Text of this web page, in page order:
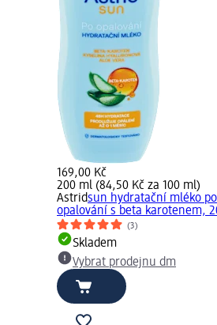
169,00 Kč
200 ml (84,50 Kč za 100 ml)
Astridsun hydratační mléko po
opalování s beta karotenem,
(3)
Skladem
Vybrat prodejnu dm